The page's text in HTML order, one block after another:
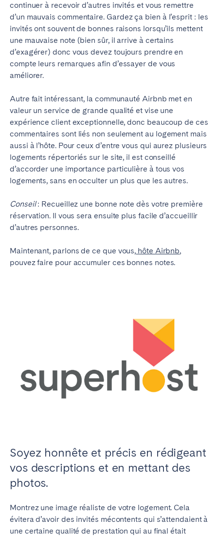
continuer à recevoir d’autres invités et vous remettre
d’un mauvais commentaire. Gardez ça bien à l’esprit : les
invités ont souvent de bonnes raisons lorsqu’ils mettent
une mauvaise note (bien sûr, il arrive à certains
d’exagérer) donc vous devez toujours prendre en
compte leurs remarques afin d’essayer de vous
améliorer.
Autre fait intéressant, la communauté Airbnb met en
valeur un service de grande qualité et vise une
expérience client exceptionnelle, donc beaucoup de ces
commentaires sont liés non seulement au logement mais
aussi à l’hôte. Pour ceux d’entre vous qui aurez plusieurs
logements répertoriés sur le site, il est conseillé
d’accorder une importance particulière à tous vos
logements, sans en occulter un plus que les autres.
Conseil: Recueillez une bonne note dès votre première
réservation. Il vous sera ensuite plus facile d’accueillir
d’autres personnes.
Maintenant, parlons de ce que vous, hôte Airbnb,
pouvez faire pour accumuler ces bonnes notes.
Soyez honnête et précis en rédigeant
vos descriptions et en mettant des
photos.
Montrez une image réaliste de votre logement. Cela
évitera d’avoir des invités mécontents qui s’attendaient à
une certaine qualité de prestation qui au final était